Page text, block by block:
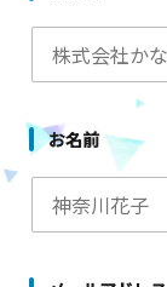
お名前